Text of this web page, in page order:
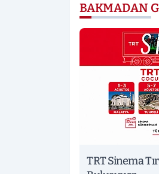
BAKMADAN
TRT Sinema